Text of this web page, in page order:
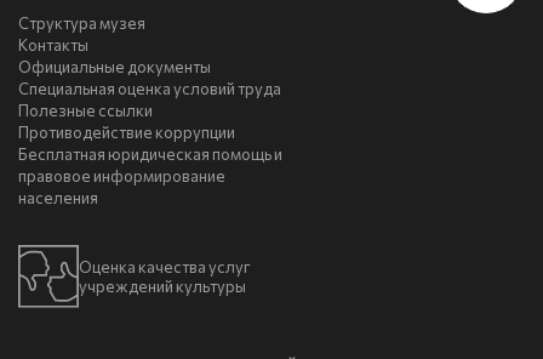
Структура музея
Контакты
Официальные документы
Специальная оценка условий труда
Полезные ссылки
Противодействие коррупции
Бесплатная юридическая помощь и
правовое информирование
населения
Оценка качества услуг
учреждений культуры